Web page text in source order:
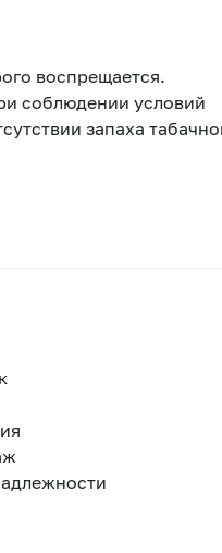
воспрещается.
соблюдении условий
запаха